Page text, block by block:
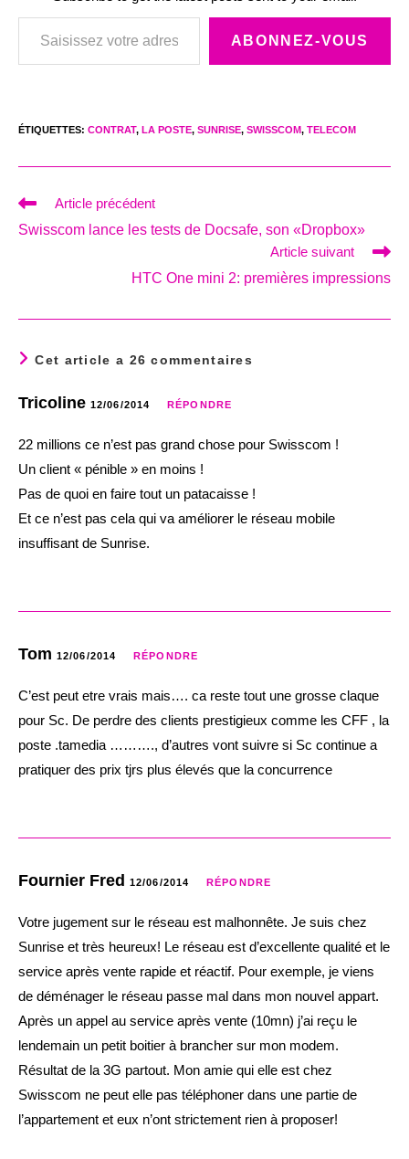
Saisissez votre adresse e-mail…
ABONNEZ-VOUS
ÉTIQUETTES: CONTRAT, LA POSTE, SUNRISE, SWISSCOM, TELECOM
Read
articles
Article précédent
Swisscom lance les tests de Docsafe, son «Dropbox»
Article suivant
HTC One mini 2: premières impressions
Cet article a 26 commentaires
Tricoline 12/06/2014 RÉPONDRE
22 millions ce n’est pas grand chose pour Swisscom !
Un client « pénible » en moins !
Pas de quoi en faire tout un patacaisse !
Et ce n’est pas cela qui va améliorer le réseau mobile
insuffisant de Sunrise.
Tom 12/06/2014 RÉPONDRE
C’est peut etre vrais mais…. ca reste tout une grosse claque
pour Sc. De perdre des clients prestigieux comme les CFF , la
poste .tamedia ………., d’autres vont suivre si Sc continue a
pratiquer des prix tjrs plus élevés que la concurrence
Fournier Fred 12/06/2014 RÉPONDRE
Votre jugement sur le réseau est malhonnête. Je suis chez
Sunrise et très heureux! Le réseau est d’excellente qualité et le
service après vente rapide et réactif. Pour exemple, je viens
de déménager le réseau passe mal dans mon nouvel appart.
Après un appel au service après vente (10mn) j’ai reçu le
lendemain un petit boitier à brancher sur mon modem.
Résultat de la 3G partout. Mon amie qui elle est chez
Swisscom ne peut elle pas téléphoner dans une partie de
l’appartement et eux n’ont strictement rien à proposer!